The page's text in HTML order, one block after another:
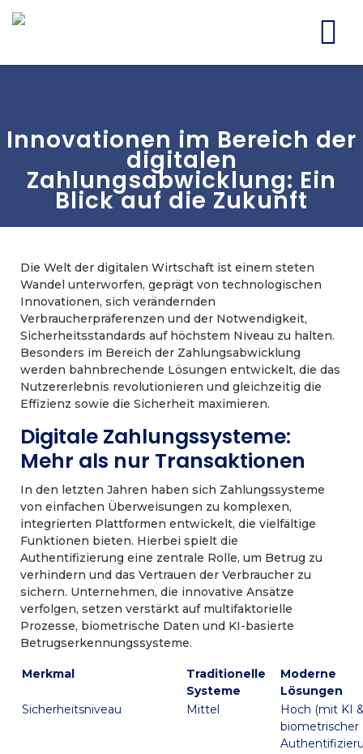
Innovationen im Bereich der
digitalen
Zahlungsabwicklung: Ein
Blick auf die Zukunft
Die Welt der digitalen Wirtschaft ist einem steten
Wandel unterworfen, geprägt von technologischen
Innovationen, sich verändernden
Verbraucherpräferenzen und der Notwendigkeit,
Sicherheitsstandards auf höchstem Niveau zu halten.
Besonders im Bereich der Zahlungsabwicklung
werden bahnbrechende Lösungen entwickelt, die das
Nutzererlebnis revolutionieren und gleichzeitig die
Effizienz sowie die Sicherheit maximieren.
Digitale Zahlungssysteme:
Mehr als nur Transaktionen
In den letzten Jahren haben sich Zahlungssysteme
von einfachen Überweisungen zu komplexen,
integrierten Plattformen entwickelt, die vielfältige
Funktionen bieten. Hierbei spielt die
Authentifizierung eine zentrale Rolle, um Betrug zu
verhindern und das Vertrauen der Verbraucher zu
sichern. Unternehmen, die innovative Ansätze
verfolgen, setzen verstärkt auf multifaktorielle
Prozesse, biometrische Daten und KI-basierte
Betrugserkennungssysteme.
Merkmal
Traditionelle
Systeme
Moderne
Lösungen
Sicherheitsniveau
Mittel
Hoch (mit KI
biometrischer